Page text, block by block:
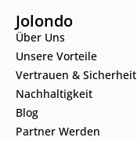
Jolondo
Über Uns
Unsere Vorteile
Vertrauen & Sicherheit
Nachhaltigkeit
Blog
Partner Werden